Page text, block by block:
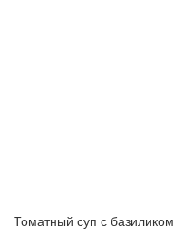
Томатный суп с базиликом